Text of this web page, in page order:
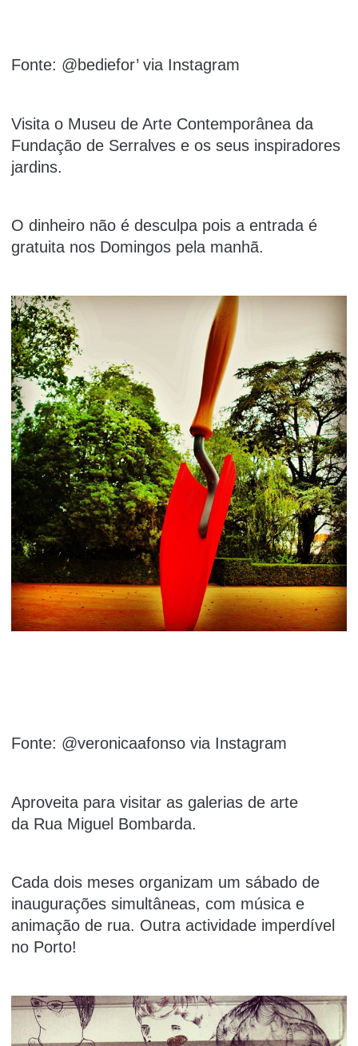
Fonte: @bediefor’ via Instagram
Visita o Museu de Arte Contemporânea da
Fundação de Serralves e os seus inspiradores
jardins.
O dinheiro não é desculpa pois a entrada é
gratuita nos Domingos pela manhã.
Fonte: @veronicaafonso via Instagram
Aproveita para visitar as galerias de arte
da Rua Miguel Bombarda.
Cada dois meses organizam um sábado de
inaugurações simultâneas, com música e
animação de rua. Outra actividade imperdível
no Porto!